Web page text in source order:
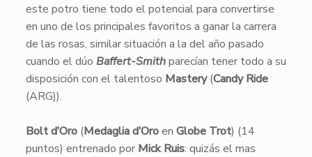
este potro tiene todo el potencial para convertirse
en uno de los principales favoritos a ganar la carrera
de las rosas, similar situación a la del año pasado
cuando el dúo Baffert-Smithparecían tener todo a su
disposición con el talentoso Mastery(Candy Ride
(ARG)).
Bolt d’Oro(Medaglia d’Oroen Globe Trot) (14
puntos) entrenado por Mick Ruis: quizás el mas